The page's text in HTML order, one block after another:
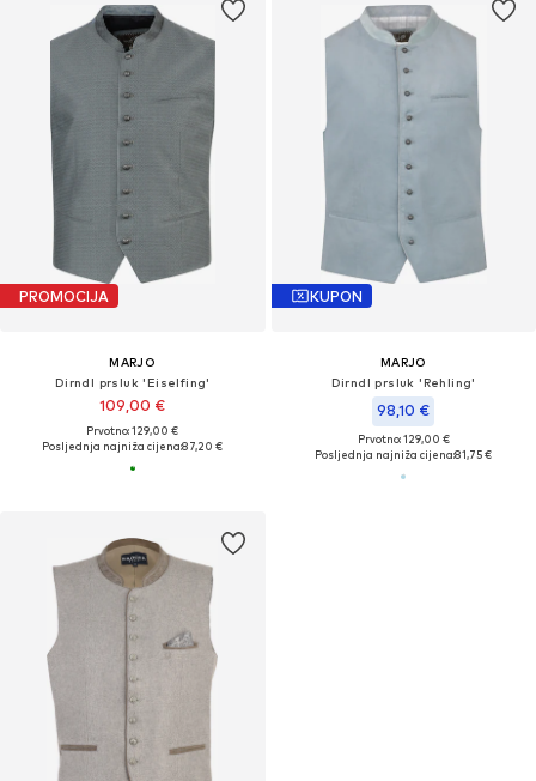
PROMOCIJA
MARJO
Dirndl prsluk 'Eiselfing'
109,00 €
Prvotno: 129,00 €
Posljednja najniža cijena:87,20 €
KUPON
MARJO
Dirndl prsluk 'Rehling'
98,10 €
Prvotno: 129,00 €
Posljednja najniža cijena:81,75 €